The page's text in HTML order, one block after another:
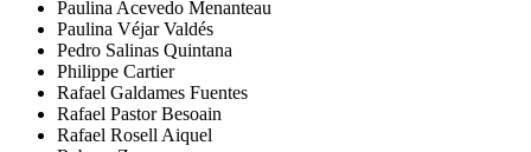
Paulina Acevedo Menanteau
Paulina Véjar Valdés
Pedro Salinas Quintana
Philippe Cartier
Rafael Galdames Fuentes
Rafael Pastor Besoain
Rafael Rosell Aiquel